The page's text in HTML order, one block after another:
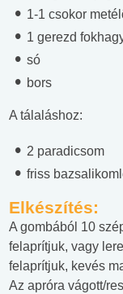
1-1 csokor
1 gerezd
só
bors
A tálaláshoz:
2 paradicsom
friss
Elkészítés:
A gombából 10
felaprítjuk, vagy
felaprítjuk, kevés
Az apróra vágott/